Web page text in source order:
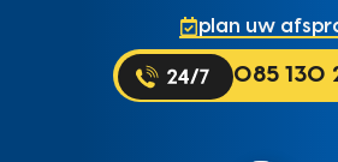
plan uw
085 130